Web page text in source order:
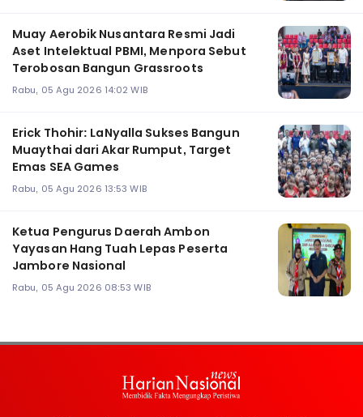
Muay Aerobik Nusantara Resmi Jadi
Aset Intelektual PBMI, Menpora Sebut
Terobosan Bangun Grassroots
Rabu, 05 Agu 2026 14:02 WIB
Erick Thohir: LaNyalla Sukses Bangun
Muaythai dari Akar Rumput, Target
Emas SEA Games
Rabu, 05 Agu 2026 13:53 WIB
Ketua Pengurus Daerah Ambon
Yayasan Hang Tuah Lepas Peserta
Jambore Nasional
Rabu, 05 Agu 2026 08:53 WIB